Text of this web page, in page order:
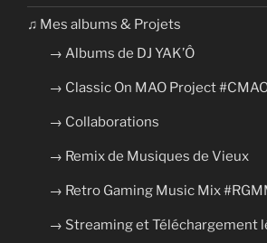
​​♫ Mes albums & Projets
→ Albums de DJ YAK’Ô
→ Classic On MAO Project
→ Collaborations
→ Remix de Musiques de Vieux
→ Retro Gaming Music Mix
→ Streaming et Téléchargement